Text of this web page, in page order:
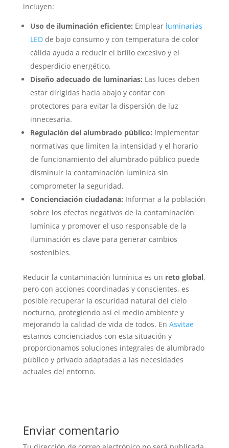
incluyen:
Uso de iluminación eficiente: Emplear luminarias
LEDde bajo consumo y con temperatura de color
cálida ayuda a reducir el brillo excesivo y el
desperdicio energético.
Diseño adecuado de luminarias: Las luces deben
estar dirigidas hacia abajo y contar con
protectores para evitar la dispersión de luz
innecesaria.
Regulación del alumbrado público: Implementar
normativas que limiten la intensidad y el horario
de funcionamiento del alumbrado público puede
disminuir la contaminación lumínica sin
comprometer la seguridad.
Concienciación ciudadana: Informar a la población
sobre los efectos negativos de la contaminación
lumínica y promover el uso responsable de la
iluminación es clave para generar cambios
sostenibles.
Reducir la contaminación lumínica es un reto global,
pero con acciones coordinadas y conscientes, es
posible recuperar la oscuridad natural del cielo
nocturno, protegiendo así el medio ambiente y
mejorando la calidad de vida de todos. En Asvitae
estamos concienciados con esta situación y
proporcionamos soluciones integrales de alumbrado
público y privado adaptadas a las necesidades
actuales del entorno.
Enviar comentario